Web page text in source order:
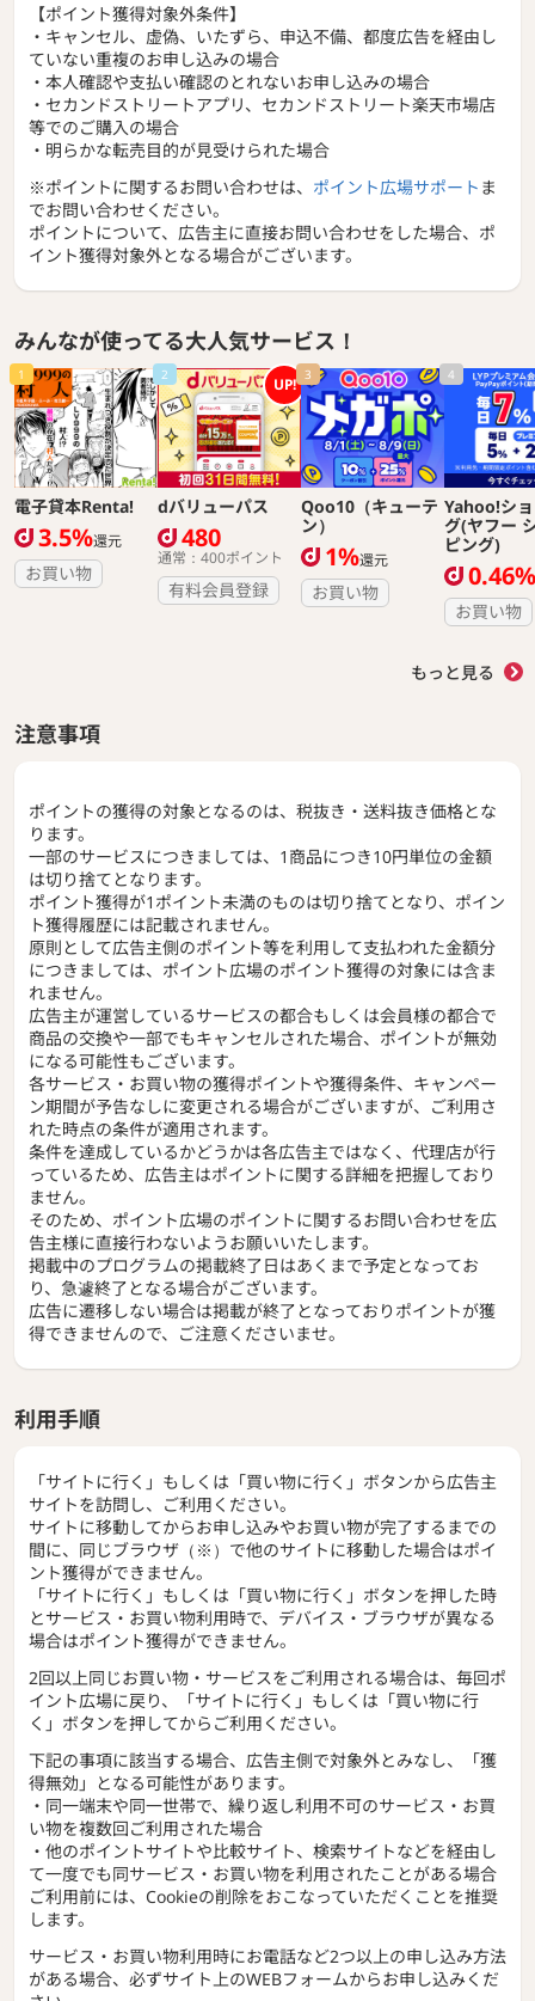
【ポイント獲得対象外条件】
・キャンセル、虚偽、いたずら、申込不備、都度広告を経由し
ていない重複のお申し込みの場合
・本人確認や支払い確認のとれないお申し込みの場合
・セカンドストリートアプリ、セカンドストリート楽天市場店
等でのご購入の場合
・明らかな転売目的が見受けられた場合
※ポイントに関するお問い合わせは、 ポイント広場サポート ま
でお問い合わせください。
ポイントについて、広告主に直接お問い合わせをした場合、ポ
イント獲得対象外となる場合がございます。
みんなが使ってる大人気サービス！
1
電子貸本Renta!
3.5%還元
お買い物
2 UP!
dバリューパス
480
通常：400ポイント
有料会員登録
3
Qoo10（キューテ
ン）
1%還元
お買い物
4
Yahoo!シ
グ(ヤフー
ピング)
0.46%
お買い物
もっと見る
注意事項
ポイントの獲得の対象となるのは、税抜き・送料抜き価格とな
ります。
一部のサービスにつきましては、1商品につき10円単位の金額
は切り捨てとなります。
ポイント獲得が1ポイント未満のものは切り捨てとなり、ポイン
ト獲得履歴には記載されません。
原則として広告主側のポイント等を利用して支払われた金額分
につきましては、ポイント広場のポイント獲得の対象には含ま
れません。
広告主が運営しているサービスの都合もしくは会員様の都合で
商品の交換や一部でもキャンセルされた場合、ポイントが無効
になる可能性もございます。
各サービス・お買い物の獲得ポイントや獲得条件、キャンペー
ン期間が予告なしに変更される場合がございますが、ご利用さ
れた時点の条件が適用されます。
条件を達成しているかどうかは各広告主ではなく、代理店が行
っているため、広告主はポイントに関する詳細を把握しており
ません。
そのため、ポイント広場のポイントに関するお問い合わせを広
告主様に直接行わないようお願いいたします。
掲載中のプログラムの掲載終了日はあくまで予定となってお
り、急遽終了となる場合がございます。
広告に遷移しない場合は掲載が終了となっておりポイントが獲
得できませんので、ご注意くださいませ。
利用手順
「サイトに行く」もしくは「買い物に行く」ボタンから広告主
サイトを訪問し、ご利用ください。
サイトに移動してからお申し込みやお買い物が完了するまでの
間に、同じブラウザ（※）で他のサイトに移動した場合はポイ
ント獲得ができません。
「サイトに行く」もしくは「買い物に行く」ボタンを押した時
とサービス・お買い物利用時で、デバイス・ブラウザが異なる
場合はポイント獲得ができません。
2回以上同じお買い物・サービスをご利用される場合は、毎回ポ
イント広場に戻り、「サイトに行く」もしくは「買い物に行
く」ボタンを押してからご利用ください。
下記の事項に該当する場合、広告主側で対象外とみなし、「獲
得無効」となる可能性があります。
・同一端末や同一世帯で、繰り返し利用不可のサービス・お買
い物を複数回ご利用された場合
・他のポイントサイトや比較サイト、検索サイトなどを経由し
て一度でも同サービス・お買い物を利用されたことがある場合
ご利用前には、Cookieの削除をおこなっていただくことを推奨
します。
サービス・お買い物利用時にお電話など2つ以上の申し込み方法
がある場合、必ずサイト上のWEBフォームからお申し込みくだ